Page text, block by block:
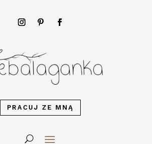
PRACUJ ZE MNĄ